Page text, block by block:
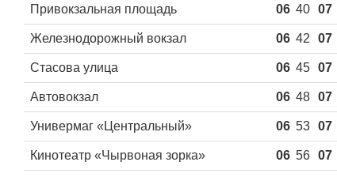
Привокзальная площадь 06 40 07
Железнодорожный вокзал 06 42 07
Стасова улица 06 45 07
Автовокзал 06 48 07
Универмаг «Центральный» 06 53 07
Кинотеатр «Чырвоная зорка» 06 56 07